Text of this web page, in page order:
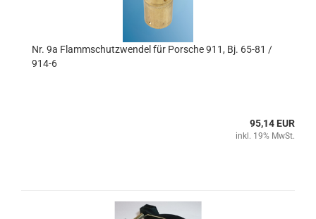
Nr. 9a Flammschutzwendel für Porsche 911, Bj. 65-81 /
914-6
95,14 EUR
inkl. 19% MwSt.